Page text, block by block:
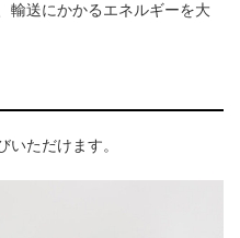
輸送にかかるエネルギーを大
ただけます。